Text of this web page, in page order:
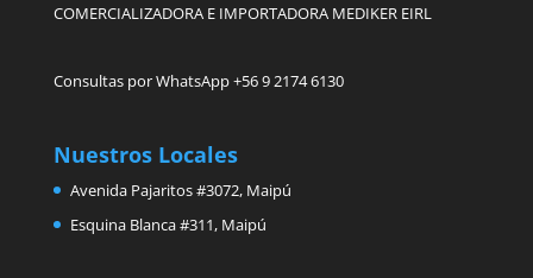
COMERCIALIZADORA E IMPORTADORA MEDIKER EIRL
Consultas por WhatsApp +56 9 2174 6130
Nuestros Locales
Avenida Pajaritos #3072, Maipú
Esquina Blanca #311, Maipú